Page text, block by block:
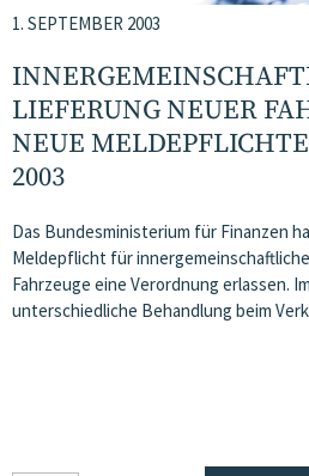
1. SEPTEMBER 2003
LIEFERUNG NEUER
NEUE
2003
Das Bundesministerium für Finanzen
Meldepflicht für
Fahrzeuge eine Verordnung erlassen.
unterschiedliche Behandlung beim